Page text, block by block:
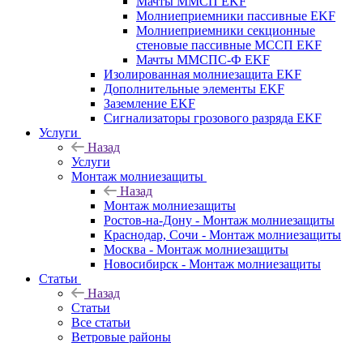
Молниеприемники пассивные EKF
Молниеприемники секционные
стеновые пассивные МССП EKF
Мачты ММСПС-Ф EKF
Изолированная молниезащита EKF
Дополнительные элементы EKF
Заземление EKF
Сигнализаторы грозового разряда EKF
Услуги
Назад
Услуги
Монтаж молниезащиты
Назад
Монтаж молниезащиты
Ростов-на-Дону - Монтаж молниезащиты
Краснодар, Сочи - Монтаж молниезащиты
Москва - Монтаж молниезащиты
Новосибирск - Монтаж молниезащиты
Статьи
Назад
Статьи
Все статьи
Ветровые районы